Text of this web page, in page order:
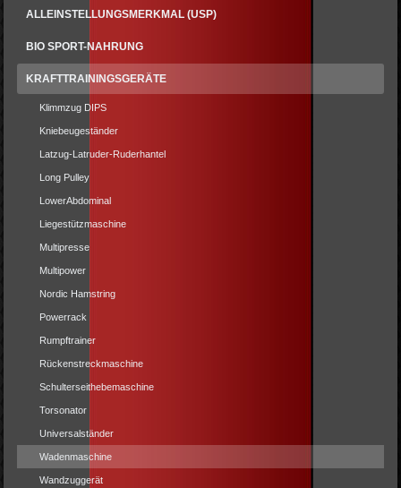
ALLEINSTELLUNGSMERKMAL (USP)
BIO SPORT-NAHRUNG
KRAFTTRAININGSGERÄTE
Klimmzug DIPS
Kniebeugeständer
Latzug-Latruder-Ruderhantel
Long Pulley
LowerAbdominal
Liegestützmaschine
Multipresse
Multipower
Nordic Hamstring
Powerrack
Rumpftrainer
Rückenstreckmaschine
Schulterseithebemaschine
Torsonator
Universalständer
Wadenmaschine
Wandzuggerät